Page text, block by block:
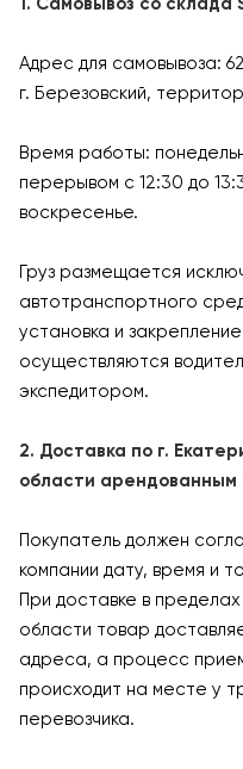
Адрес для самовывоза:
г. Березовский,
Время работы:
перерывом с 12:30 до
воскресенье.
Груз размещается
автотранспортного
установка и
осуществляются
экспедитором.
2. Доставка по г.
области арендованным
Покупатель должен
компании дату, время и
При доставке в
области товар
адреса, а процесс
происходит на месте у
перевозчика.